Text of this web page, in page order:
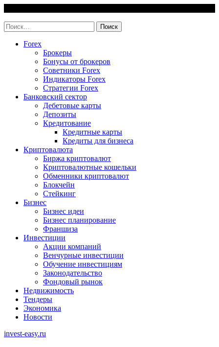
content
Найти:
Forex
Брокеры
Бонусы от брокеров
Советники Forex
Индикаторы Forex
Стратегии Forex
Банковский сектор
Дебетовые карты
Депозиты
Кредитование
Кредитные карты
Кредиты для бизнеса
Криптовалюта
Биржа криптовалют
Криптовалютные кошельки
Обменники криптовалют
Блокчейн
Стейкинг
Бизнес
Бизнес идеи
Бизнес планирование
Франшиза
Инвестиции
Акции компаний
Венчурные инвестиции
Обучение инвестициям
Законодательство
Фондовый рынок
Недвижимость
Тендеры
Экономика
Новости
invest-easy.ru